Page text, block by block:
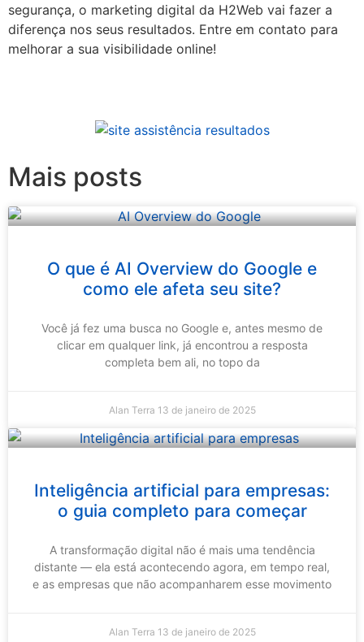
segurança, o marketing digital da H2Web vai fazer a
diferença nos seus resultados. Entre em contato para
melhorar a sua visibilidade online!
Mais posts
O que é AI Overview do Google e
como ele afeta seu site?
Você já fez uma busca no Google e, antes mesmo de
clicar em qualquer link, já encontrou a resposta
completa bem ali, no topo da
Alan Terra 13 de janeiro de 2025
Inteligência artificial para empresas:
o guia completo para começar
A transformação digital não é mais uma tendência
distante — ela está acontecendo agora, em tempo real,
e as empresas que não acompanharem esse movimento
Alan Terra 13 de janeiro de 2025